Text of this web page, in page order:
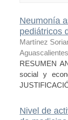
Neumonía
pediátricos
Martínez
Aguascalientes
RESUMEN
social y
Nivel de